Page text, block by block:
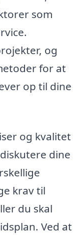
som
og
for at
op til dine
og kvalitet
dine
krav til
du skal
Ved at